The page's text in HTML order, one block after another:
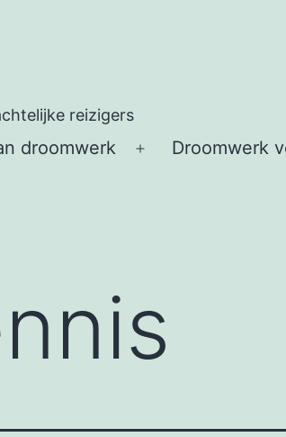
reizigers
droomwerk
Open
Droomwerk